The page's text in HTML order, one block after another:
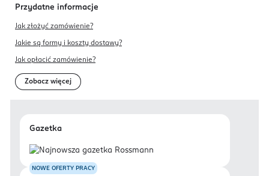
Przydatne informacje
Jak złożyć zamówienie?
Jakie są formy i koszty dostawy?
Jak opłacić zamówienie?
Zobacz więcej
Gazetka
NOWE OFERTY PRACY